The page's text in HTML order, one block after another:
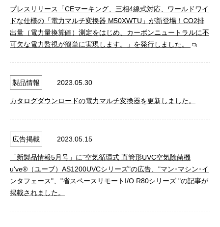
プレスリリース「CEマーキング、三相4線式対応、ワールドワイ
ドな仕様の「電力マルチ変換器 M50XWTU」が新登場！CO2排
出量（電力量換算値）測定をはじめ、カーボンニュートラルに不
可欠な電力監視が簡単に実現します。」を発行しました。
製品情報 2023.05.30
カタログダウンロードの電力マルチ変換器を更新しました。
広告掲載 2023.05.15
「新製品情報5月号」に"空気循環式 直管形UVC空気除菌機
u've®（ユーブ）AS1200UVCシリーズ"の広告、"マン･マシン･イ
ンタフェース"、"省スペースリモートI/O R80シリーズ "の記事が
掲載されました。